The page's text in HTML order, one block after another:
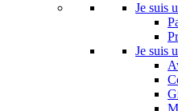
Je suis
Je suis